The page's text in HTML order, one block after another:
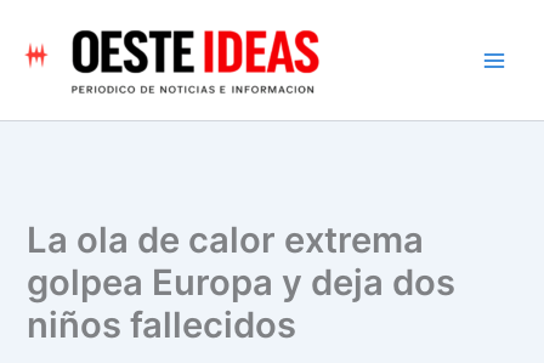
contenido
La ola de calor extrema
golpea Europa y deja dos
niños fallecidos